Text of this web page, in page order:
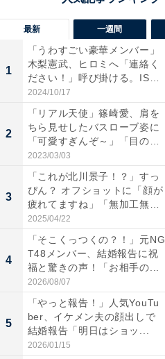
最新 一週間
1
「うわすごい豪華メンバー」
木梨憲武、ヒロミへ「連絡く
ださい！」呼び掛ける。IS
S...
2024/10/17
2
「リアル天使」篠崎愛、肩を
ちら見せしたバスローブ姿に
「可愛すぎんぞ～」「目の表
情...
2023/03/03
3
「これが北川景子！？」すっ
ぴん？ オフショットに「顔が
疲れてますね」「無加工無
表...
2025/04/22
4
「そこくっつくの？！」元NG
T48メンバー、結婚報告に祝
福と驚きの声！「お相手の...
2026/08/07
5
「やっと報告！」人気YouTu
ber、イケメン夫の顔出しで
結婚報告「明日はショッ...
2026/01/15